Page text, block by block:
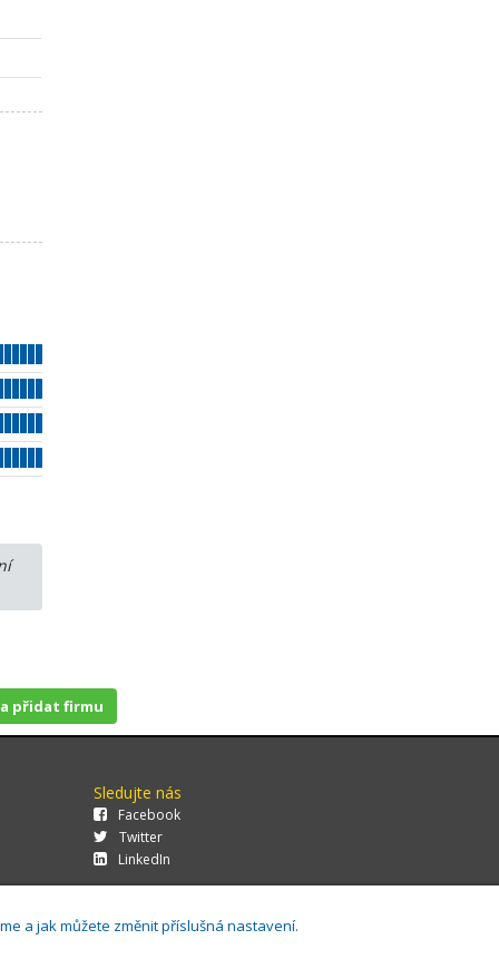
přidat firmu
Sledujte nás
Facebook
Twitter
LinkedIn
a jak můžete změnit příslušná nastavení.